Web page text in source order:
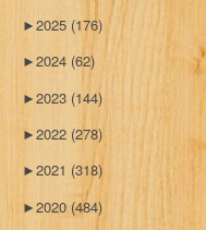
►2025 (176)
►2024 (62)
►2023 (144)
►2022 (278)
►2021 (318)
►2020 (484)